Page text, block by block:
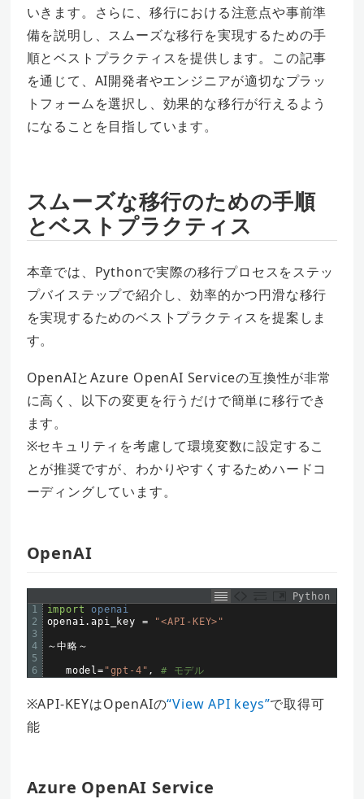
いきます。さらに、移行における注意点や事前準
備を説明し、スムーズな移行を実現するための手
順とベストプラクティスを提供します。この記事
を通じて、AI開発者やエンジニアが適切なプラッ
トフォームを選択し、効果的な移行が行えるよう
になることを目指しています。
スムーズな移行のための手順
とベストプラクティス
本章では、Pythonで実際の移行プロセスをステッ
プバイステップで紹介し、効率的かつ円滑な移行
を実現するためのベストプラクティスを提案しま
す。
OpenAIとAzure OpenAI Serviceの互換性が非常
に高く、以下の変更を行うだけで簡単に移行でき
ます。
※セキュリティを考慮して環境変数に設定するこ
とが推奨ですが、わかりやすくするためハードコ
ーディングしています。
OpenAI
Python
1
2
3
4
5
6
import
openai
openai .api_key = "<API-KEY>"
～中略～
model = "gpt-4" , # モデル
※API-KEYはOpenAIの“View API keys”で取得可
能
Azure OpenAI Service